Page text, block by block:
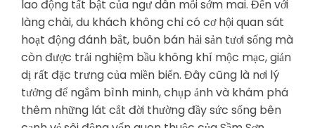
lao động tất bật của ngư dân mỗi sớm mai. Đến với
làng chài, du khách không chỉ có cơ hội quan sát
hoạt động đánh bắt, buôn bán hải sản tươi sống mà
còn được trải nghiệm bầu không khí mộc mạc, giản
dị rất đặc trưng của miền biển. Đây cũng là nơi lý
tưởng để ngắm bình minh, chụp ảnh và khám phá
thêm những lát cắt đời thường đầy sức sống bên